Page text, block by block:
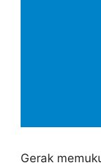
Gerak